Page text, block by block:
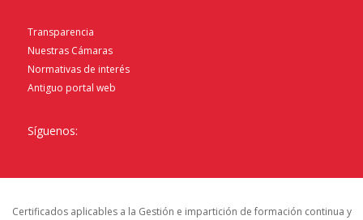
Transparencia
Nuestras Cámaras
Normativas de interés
Antiguo portal web
Síguenos:
Certificados aplicables a la Gestión e impartición de formación continua y